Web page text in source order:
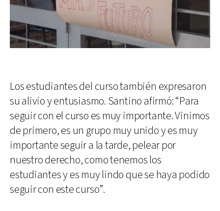
Los estudiantes del curso también expresaron
su alivio y entusiasmo. Santino afirmó: “Para
seguir con el curso es muy importante. Vinimos
de primero, es un grupo muy unido y es muy
importante seguir a la tarde, pelear por
nuestro derecho, como tenemos los
estudiantes y es muy lindo que se haya podido
seguir con este curso”.